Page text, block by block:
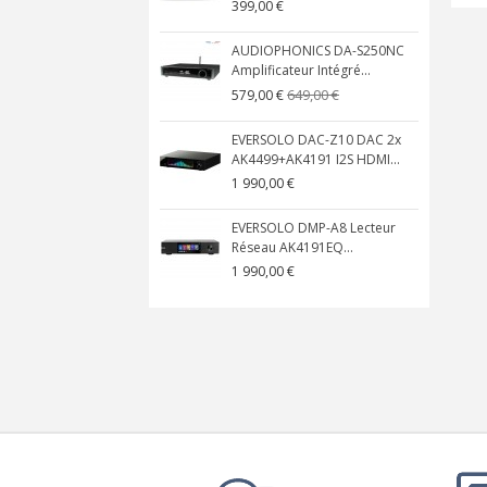
399,00 €
AUDIOPHONICS DA-S250NC
Amplificateur Intégré...
579,00 €649,00 €
EVERSOLO DAC-Z10 DAC 2x
AK4499+AK4191 I2S HDMI...
1 990,00 €
EVERSOLO DMP-A8 Lecteur
Réseau AK4191EQ...
1 990,00 €